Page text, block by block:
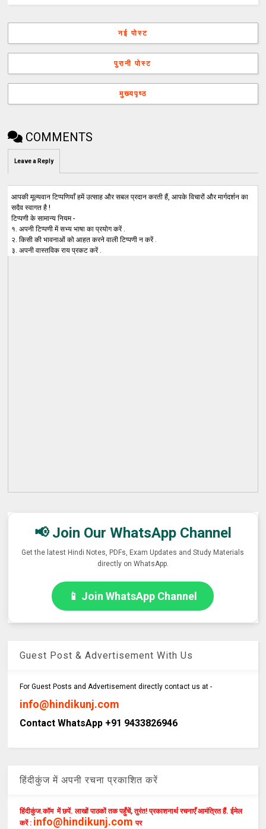
नई पोस्ट
पुरानी पोस्ट
मुख्यपृष्ठ
COMMENTS
Leave a Reply
आपकी मूल्यवान टिप्पणियाँ हमें उत्साह और सबल प्रदान करती हैं, आपके विचारों और मार्गदर्शन का
सदैव स्वागत है !
टिप्पणी के सामान्य नियम -
१. अपनी टिप्पणी में सभ्य भाषा का प्रयोग करें .
२. किसी की भावनाओं को आहत करने वाली टिप्पणी न करें .
३. अपनी वास्तविक राय प्रकट करें .
📢 Join Our WhatsApp Channel
Get the latest Hindi Notes, PDFs, Exam Updates and Study Materials
directly on WhatsApp.
📱 Join WhatsApp Channel
Guest Post & Advertisement With Us
For Guest Posts and Advertisement directly contact us at -
info@hindikunj.com
Contact WhatsApp +91 9433826946
हिंदीकुंज में अपनी रचना प्रकाशित करें
हिंदीकुंज.कॉम में छपें. लाखों पाठकों तक पहुँचें, तुरंत! प्रकाशनार्थ रचनाएँ आमंत्रित हैं. ईमेल
करें : info@hindikunj.com पर